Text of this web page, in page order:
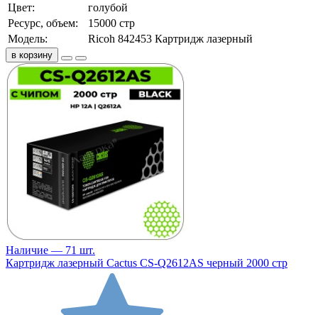
Цвет:
голубой
Ресурс, объем:
15000 стр
Модель:
Ricoh 842453 Картридж лазерный
в корзину
Наличие — 71 шт.
Картридж лазерный Cactus CS-Q2612AS черный 2000 стр